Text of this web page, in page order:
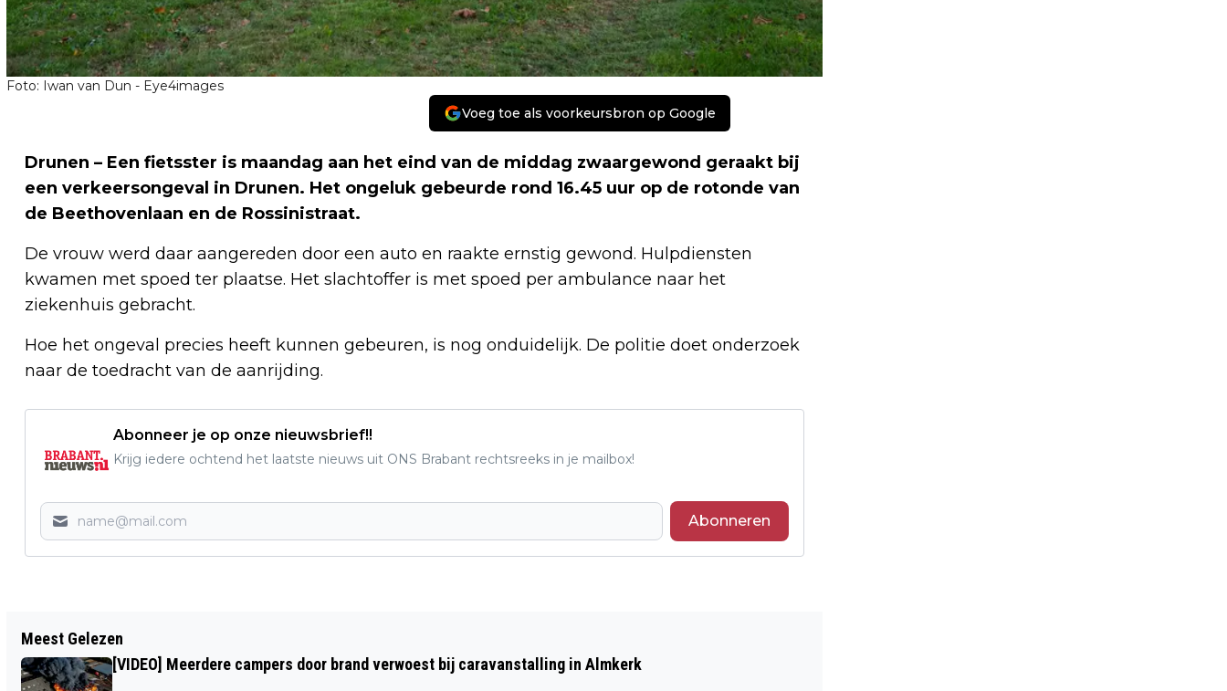
Foto: Iwan van Dun - Eye4images
Voeg toe als voorkeursbron op Google
Drunen – Een fietsster is maandag aan het eind van de middag zwaargewond geraakt bij
een verkeersongeval in Drunen. Het ongeluk gebeurde rond 16.45 uur op de rotonde van
de Beethovenlaan en de Rossinistraat.
De vrouw werd daar aangereden door een auto en raakte ernstig gewond. Hulpdiensten
kwamen met spoed ter plaatse. Het slachtoffer is met spoed per ambulance naar het
ziekenhuis gebracht.
Hoe het ongeval precies heeft kunnen gebeuren, is nog onduidelijk. De politie doet onderzoek
naar de toedracht van de aanrijding.
Abonneer je op onze nieuwsbrief!!
Krijg iedere ochtend het laatste nieuws uit ONS Brabant rechtsreeks in je mailbox!
Abonneren
GEWONDE MAN AANGETROFFEN IN
MIGRANTENHOTEL WAALWIJK, POLITIE
AUTO’S OP A59 BIJ ELSHOUT
Meest Gelezen
[VIDEO] Meerdere campers door brand verwoest bij caravanstalling in Almkerk